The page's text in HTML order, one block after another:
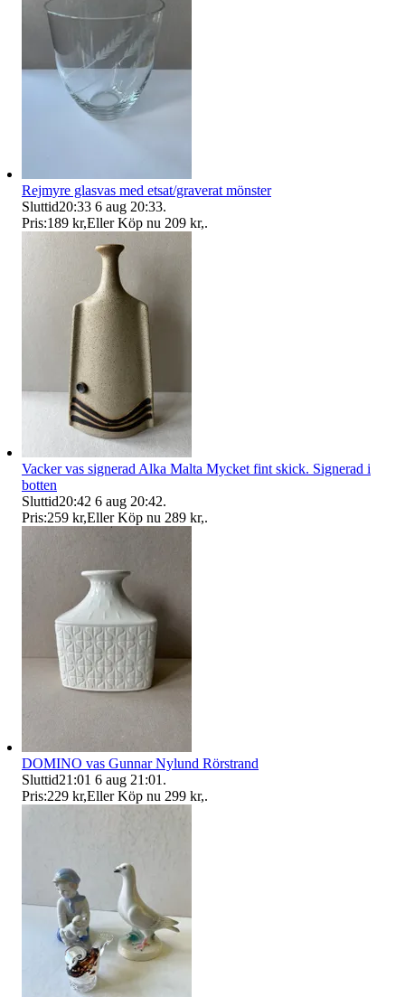
Rejmyre glasvas med etsat/graverat mönster
Sluttid20:33 6 aug 20:33.
Pris:189 kr,Eller Köp nu 209 kr,.
Vacker vas signerad Alka Malta Mycket fint skick. Signerad i
botten
Sluttid20:42 6 aug 20:42.
Pris:259 kr,Eller Köp nu 289 kr,.
DOMINO vas Gunnar Nylund Rörstrand
Sluttid21:01 6 aug 21:01 .
Pris:229 kr,Eller Köp nu 299 kr,.